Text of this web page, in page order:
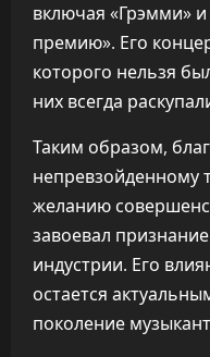
включая «Грэмми»
премию». Его
которого нельзя
них всегда
Таким образом,
непревзойденному
желанию
завоевал
индустрии. Его
остается
поколение